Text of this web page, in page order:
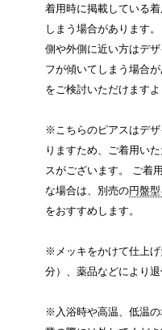
着用時に掲載している
しまう場合があります
側や外側に近い方はデ
フが傾いてしまう場合
をご検討いただけますよ
※こちらのピアスはデ
りますため、ご着用い
スがございます。 ご着
な場合は、別売の円盤
をおすすめします。
※メッキをかけて仕上
分）、薬品などにより退
※入浴時や高温、低温